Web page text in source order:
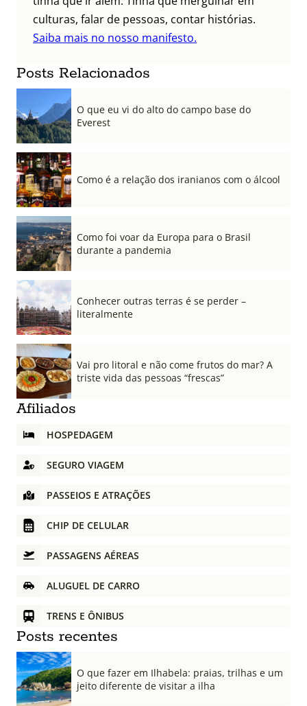
culturas, falar de pessoas, contar histórias.
Saiba mais no nosso manifesto.
Posts Relacionados
O que eu vi do alto do campo base do
Everest
Como é a relação dos iranianos com o álcool
Como foi voar da Europa para o Brasil
durante a pandemia
Conhecer outras terras é se perder –
literalmente
Vai pro litoral e não come frutos do mar? A
triste vida das pessoas “frescas”
Afiliados
HOSPEDAGEM
SEGURO VIAGEM
PASSEIOS E ATRAÇÕES
CHIP DE CELULAR
PASSAGENS AÉREAS
ALUGUEL DE CARRO
TRENS E ÔNIBUS
Posts recentes
O que fazer em Ilhabela: praias, trilhas e um
jeito diferente de visitar a ilha